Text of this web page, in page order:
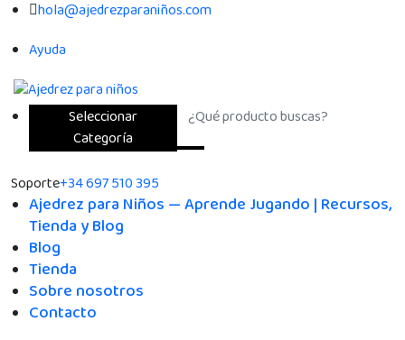
hola@ajedrezparaniños.com
Ayuda
Seleccionar
Categoría
Soporte+34 697 510 395
Ajedrez para Niños — Aprende Jugando | Recursos,
Tienda y Blog
Blog
Tienda
Sobre nosotros
Contacto